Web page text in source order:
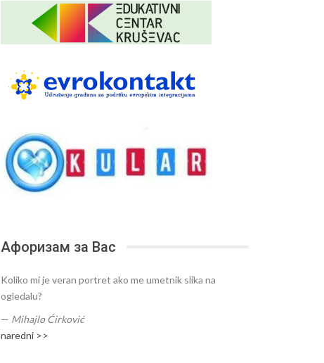
Афоризам за Вас
Koliko mi je veran portret ako me umetnik slika na
ogledalu?
— Mihajlo Ćirković
naredni >>